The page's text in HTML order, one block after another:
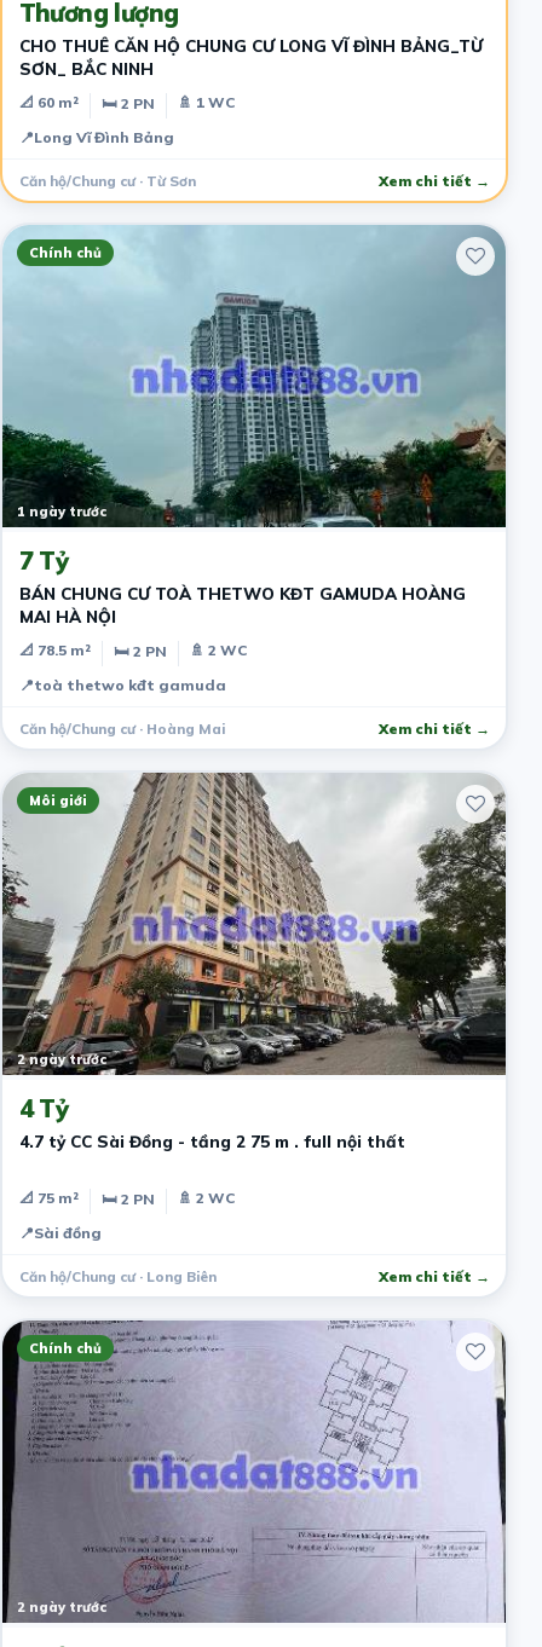
Thương lượng
CHO THUÊ CĂN HỘ CHUNG CƯ LONG VĨ ĐÌNH BẢNG_TỪ
SƠN_ BẮC NINH
📐 60 m² 🛏 2 PN
🚿 1 WC
📍Long Vĩ Đình Bảng
Căn hộ/Chung cư · Từ Sơn Xem chi tiết →
Chính chủ
1 ngày trước
7 Tỷ
BÁN CHUNG CƯ TOÀ THETWO KĐT GAMUDA HOÀNG
MAI HÀ NỘI
📐 78.5 m² 🛏 2 PN
🚿 2 WC
📍toà thetwo kđt gamuda
Căn hộ/Chung cư · Hoàng Mai Xem chi tiết →
Môi giới
2 ngày trước
4 Tỷ
4.7 tỷ CC Sài Đồng - tầng 2 75 m . full nội thất
📐 75 m² 🛏 2 PN
🚿 2 WC
📍Sài đồng
Căn hộ/Chung cư · Long Biên Xem chi tiết →
Chính chủ
2 ngày trước